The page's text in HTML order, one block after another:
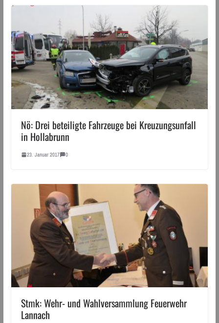
Nö: Drei beteiligte Fahrzeuge bei Kreuzungsunfall
in Hollabrunn
23. Januar 2017 0
Stmk: Wehr- und Wahlversammlung Feuerwehr
Lannach